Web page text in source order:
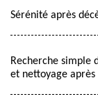
Sérénité après
Recherche simple
et nettoyage après